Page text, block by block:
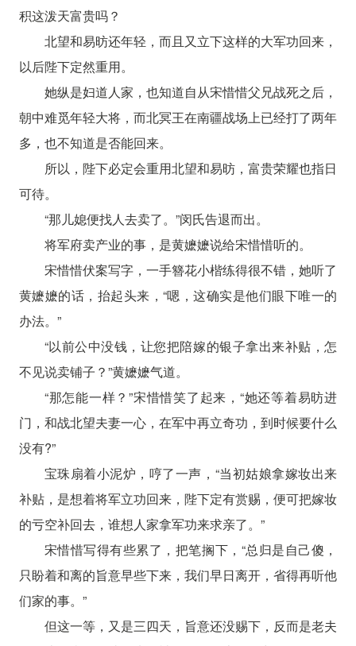
积这泼天富贵吗？
北望和易昉还年轻，而且又立下这样的大军功回来，
以后陛下定然重用。
她纵是妇道人家，也知道自从宋惜惜父兄战死之后，
朝中难觅年轻大将，而北冥王在南疆战场上已经打了两年
多，也不知道是否能回来。
所以，陛下必定会重用北望和易昉，富贵荣耀也指日
可待。
“那儿媳便找人去卖了。”闵氏告退而出。
将军府卖产业的事，是黄嬷嬷说给宋惜惜听的。
宋惜惜伏案写字，一手簪花小楷练得很不错，她听了
黄嬷嬷的话，抬起头来，“嗯，这确实是他们眼下唯一的
办法。”
“以前公中没钱，让您把陪嫁的银子拿出来补贴，怎
不见说卖铺子？”黄嬷嬷气道。
“那怎能一样？”宋惜惜笑了起来，“她还等着易昉进
门，和战北望夫妻一心，在军中再立奇功，到时候要什么
没有?”
宝珠扇着小泥炉，哼了一声，“当初姑娘拿嫁妆出来
补贴，是想着将军立功回来，陛下定有赏赐，便可把嫁妆
的亏空补回去，谁想人家拿军功来求亲了。”
宋惜惜写得有些累了，把笔搁下，“总归是自己傻，
只盼着和离的旨意早些下来，我们早日离开，省得再听他
们家的事。”
但这一等，又是三四天，旨意还没赐下，反而是老夫